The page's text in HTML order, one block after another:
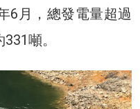
6月，總發電量超過
噸。